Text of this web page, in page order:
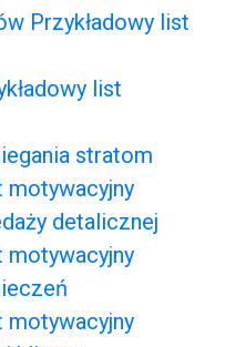
Przykładowy list
list
stratom
motywacyjny
detalicznej
motywacyjny
motywacyjny